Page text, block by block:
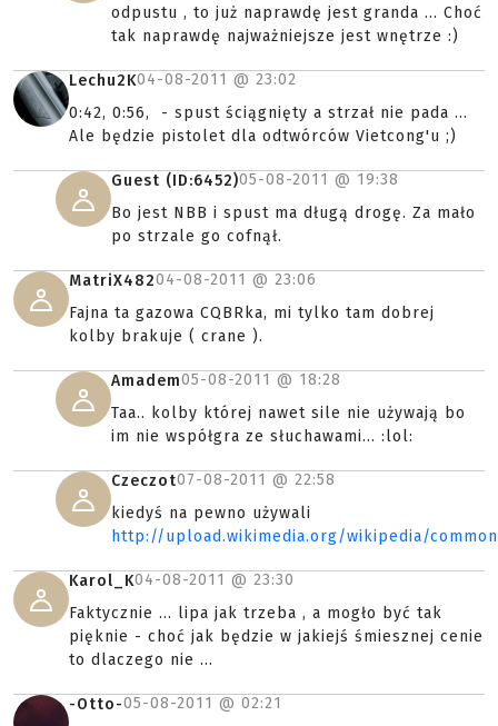
odpustu , to już naprawdę jest granda ... Choć
tak naprawdę najważniejsze jest wnętrze :)
Lechu2K04-08-2011 @ 23:02
0:42, 0:56, - spust ściągnięty a strzał nie pada ...
Ale będzie pistolet dla odtwórców Vietcong'u ;)
Guest (ID:6452)05-08-2011 @ 19:38
Bo jest NBB i spust ma długą drogę. Za mało
po strzale go cofnął.
MatriX48204-08-2011 @ 23:06
Fajna ta gazowa CQBRka, mi tylko tam dobrej
kolby brakuje ( crane ).
Amadem05-08-2011 @ 18:28
Taa.. kolby której nawet sile nie używają bo
im nie współgra ze słuchawami... :lol:
Czeczot07-08-2011 @ 22:58
kiedyś na pewno używali
http://upload.wikimedia.org/wikipedia/
Karol_K04-08-2011 @ 23:30
Faktycznie ... lipa jak trzeba , a mogło być tak
pięknie - choć jak będzie w jakiejś śmiesznej cenie
to dlaczego nie ...
-Otto-05-08-2011 @ 02:21